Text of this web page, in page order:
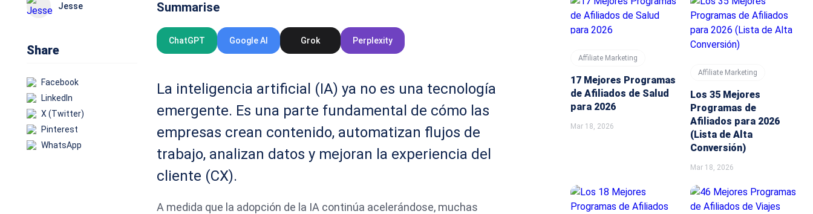
Jesse
Share
Facebook
LinkedIn
X (Twitter)
Pinterest
WhatsApp
Summarise
ChatGPT Google AI Grok Perplexity
La inteligencia artificial (IA) ya no es una tecnología
emergente. Es una parte fundamental de cómo las
empresas crean contenido, automatizan flujos de
trabajo, analizan datos y mejoran la experiencia del
cliente (CX).
A medida que la adopción de la IA continúa acelerándose, muchas
Affiliate Marketing
17 Mejores Programas
de Afiliados de Salud
para 2026
Mar 18, 2026
Affiliate Marketing
Los 35 Mejores
Programas de
Afiliados para 2026
(Lista de Alta
Conversión)
Mar 18, 2026